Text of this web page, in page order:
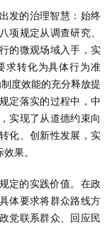
发的治理智慧：始终
项规定从调查研究、
的微观场域入手，实
求转化为具体行为准
度效能的充分释放提
定落实的过程中，中
实现了从道德约束向
化、创新性发展，实
果。
定的实践价值。在政
体要求将群众路线方
党联系群众、回应民